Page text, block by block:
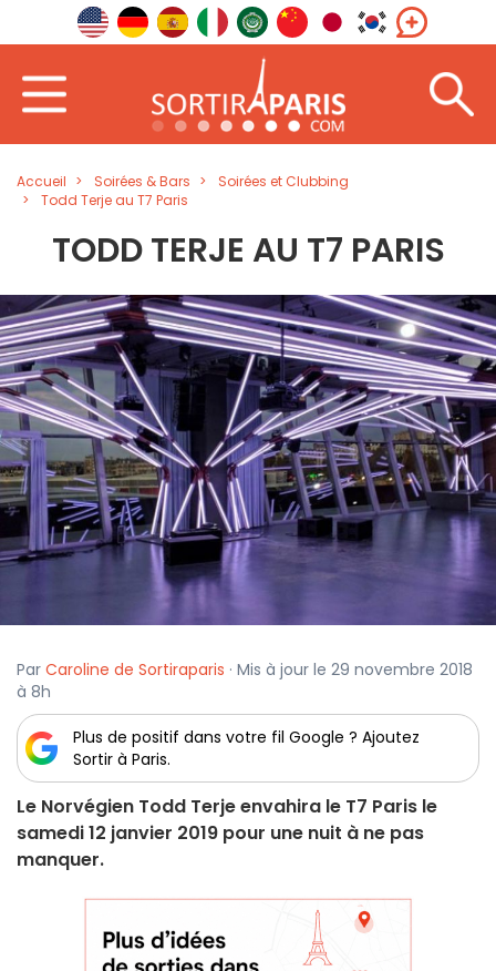
Accueil Soirées & Bars
Soirées et Clubbing
Todd Terje au T7 Paris
TODD TERJE AU T7 PARIS
Par Caroline de Sortiraparis · Mis à jour le 29 novembre 2018
à 8h
Plus de positif dans votre fil Google ? Ajoutez
Sortir à Paris.
Le Norvégien Todd Terje envahira le T7 Paris le
samedi 12 janvier 2019 pour une nuit à ne pas
manquer.